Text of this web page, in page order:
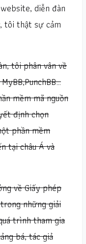
diễn đàn
tôi thật sự cảm
tôi phân vân về
mềm mã nguồn
định chọn
phần mềm
tại châu Á và
về Giấy phép
những giải
trình tham gia
bá, tác giả